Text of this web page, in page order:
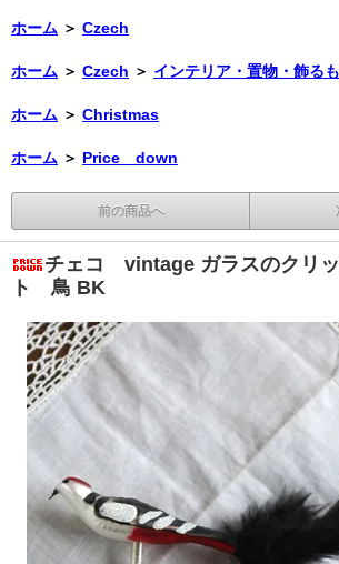
ホーム ＞ Czech
ホーム ＞ Czech ＞ インテリア・置物・飾る
ホーム ＞ Christmas
ホーム ＞ Price down
前の商品へ
チェコ vintage ガラスのクリ
ト 鳥 BK